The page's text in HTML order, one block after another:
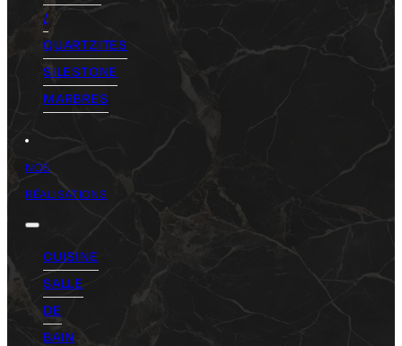
/
QUARTZITES
SILESTONE
MARBRES
NOS
RÉALISATIONS
CUISINE
SALLE
DE
BAIN